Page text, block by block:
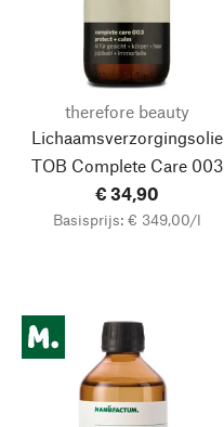
therefore beauty
Lichaamsverzorgingsolie
TOB Complete Care 003
€ 34,90
Basisprijs: € 349,00/l